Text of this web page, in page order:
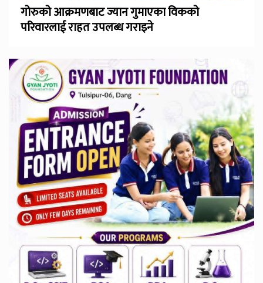
गोरुको आक्रमणबाट ज्यान गुमाएका विकको
परिवारलाई राहत उपलब्ध गराइने